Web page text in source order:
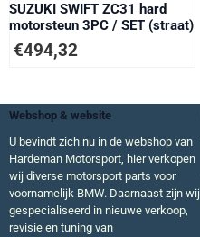
SUZUKI SWIFT ZC31 hard
motorsteun 3PC / SET (straat)
€494,32
Webshop & website
U bevindt zich nu in de webshop van
Hardeman Motorsport, hier verkopen
wij diverse motorsport parts voor
voornamelijk BMW. Daarnaast zijn wij
gespecialiseerd in nieuwe verkoop,
revisie en tuning van